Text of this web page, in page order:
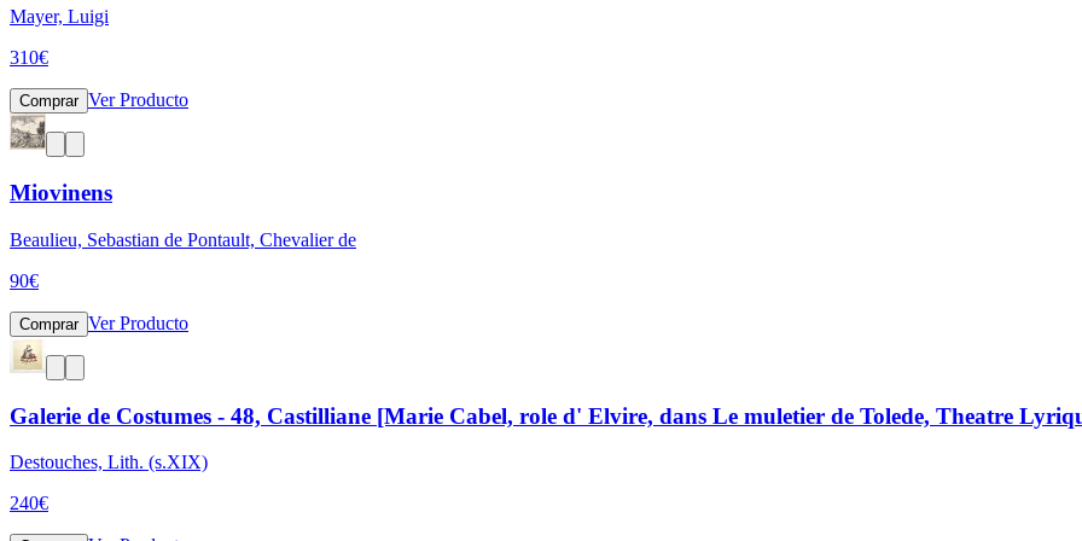
Mayer, Luigi
310€
Comprar Ver Producto
Miovinens
Beaulieu, Sebastian de Pontault, Chevalier de
90€
Comprar Ver Producto
Galerie de Costumes - 48, Castilliane [Marie Cabel, role d' Elvire, dans Le muletier de Tolede, Theatre
Destouches, Lith. (s.XIX)
240€